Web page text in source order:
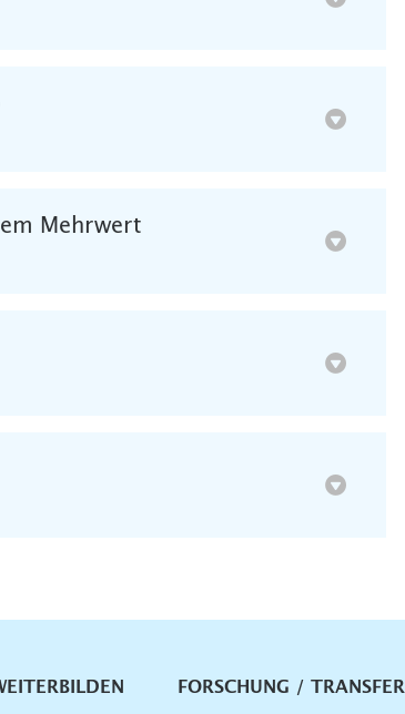
Mehrwert
FORSCHUNG / TRANSFER